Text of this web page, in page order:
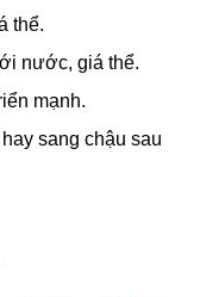
thể.
nước, giá thể.
mạnh.
sang chậu sau